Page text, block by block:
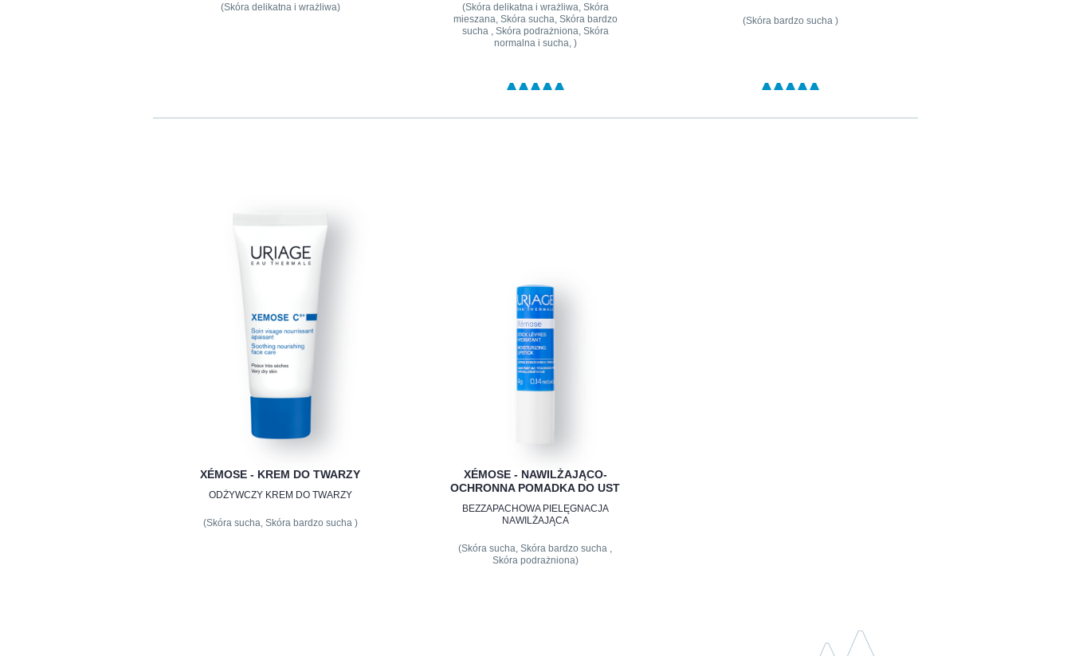
(Skóra delikatna i wrażliwa)
(Skóra delikatna i wrażliwa, Skóra
mieszana, Skóra sucha, Skóra bardzo
sucha , Skóra podrażniona, Skóra
normalna i sucha, )
(Skóra bardzo sucha )
XÉMOSE - KREM DO TWARZY
ODŻYWCZY KREM DO TWARZY
(Skóra sucha, Skóra bardzo sucha )
XÉMOSE - NAWILŻAJĄCO-
OCHRONNA POMADKA DO UST
BEZZAPACHOWA PIELĘGNACJA
NAWILŻAJĄCA
(Skóra sucha, Skóra bardzo sucha ,
Skóra podrażniona)